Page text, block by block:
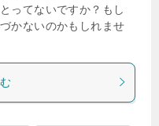
ってないですか？もし
かないのかもしれませ